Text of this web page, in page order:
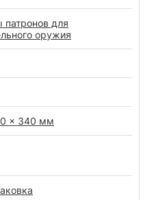
патронов для
оружия
x 340 мм